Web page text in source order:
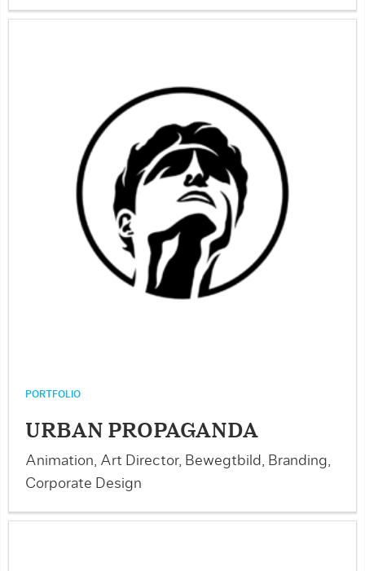
PORTFOLIO
URBAN PROPAGANDA
Animation, Art Director, Bewegtbild, Branding,
Corporate Design